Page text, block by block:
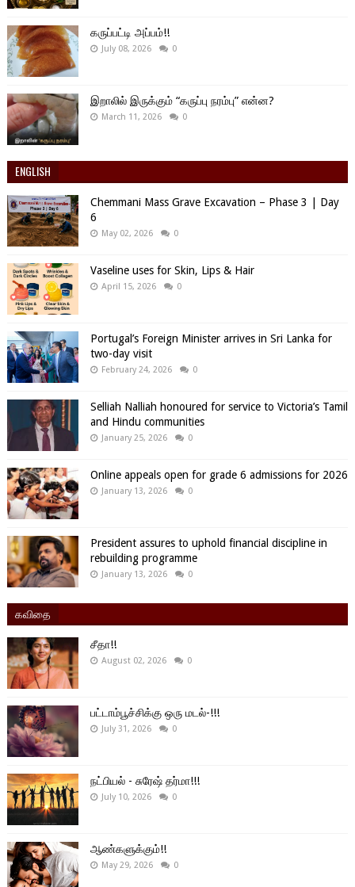
கருப்பட்டி அப்பம்!!
July 08, 2026 0
இறாலில் இருக்கும் “கருப்பு நரம்பு” என்ன?
March 11, 2026 0
ENGLISH
Chemmani Mass Grave Excavation – Phase 3 | Day
6
May 02, 2026 0
Vaseline uses for Skin, Lips & Hair
April 15, 2026 0
Portugal’s Foreign Minister arrives in Sri Lanka for
two-day visit
February 24, 2026 0
Selliah Nalliah honoured for service to Victoria’s Tamil
and Hindu communities
January 25, 2026 0
Online appeals open for grade 6 admissions for 2026
January 13, 2026 0
President assures to uphold financial discipline in
rebuilding programme
January 13, 2026 0
கவிதை
சீதா!!
August 02, 2026 0
பட்டாம்பூச்சிக்கு ஒரு மடல்-!!!
July 31, 2026 0
நட்பியல் - சுரேஷ் தர்மா!!!
July 10, 2026 0
ஆண்களுக்கும்!!
May 29, 2026 0